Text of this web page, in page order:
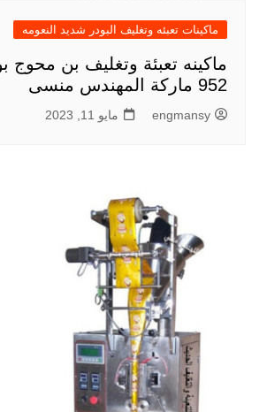
ماكينات تعبئه وتغليف البودر شديد النعومه
ماكينه تعبئة وتغليف بن محوج
952 ماركة المهندس منسى
engmansy مايو 11, 2023